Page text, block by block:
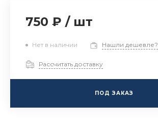
750 ₽ / шт
Нет в наличии Нашли дешевле?
Рассчитать доставку
ПОД ЗАКАЗ